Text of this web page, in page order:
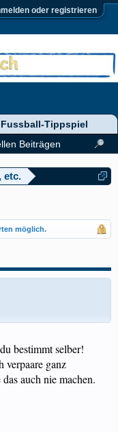
oder registrieren
etc.
möglich.
bestimmt selber!
verpaare ganz
auch nie machen.
Beiträgen
Fussball-Tippspiel